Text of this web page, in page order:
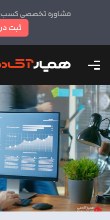
مشاوره تخصصی
ثبت